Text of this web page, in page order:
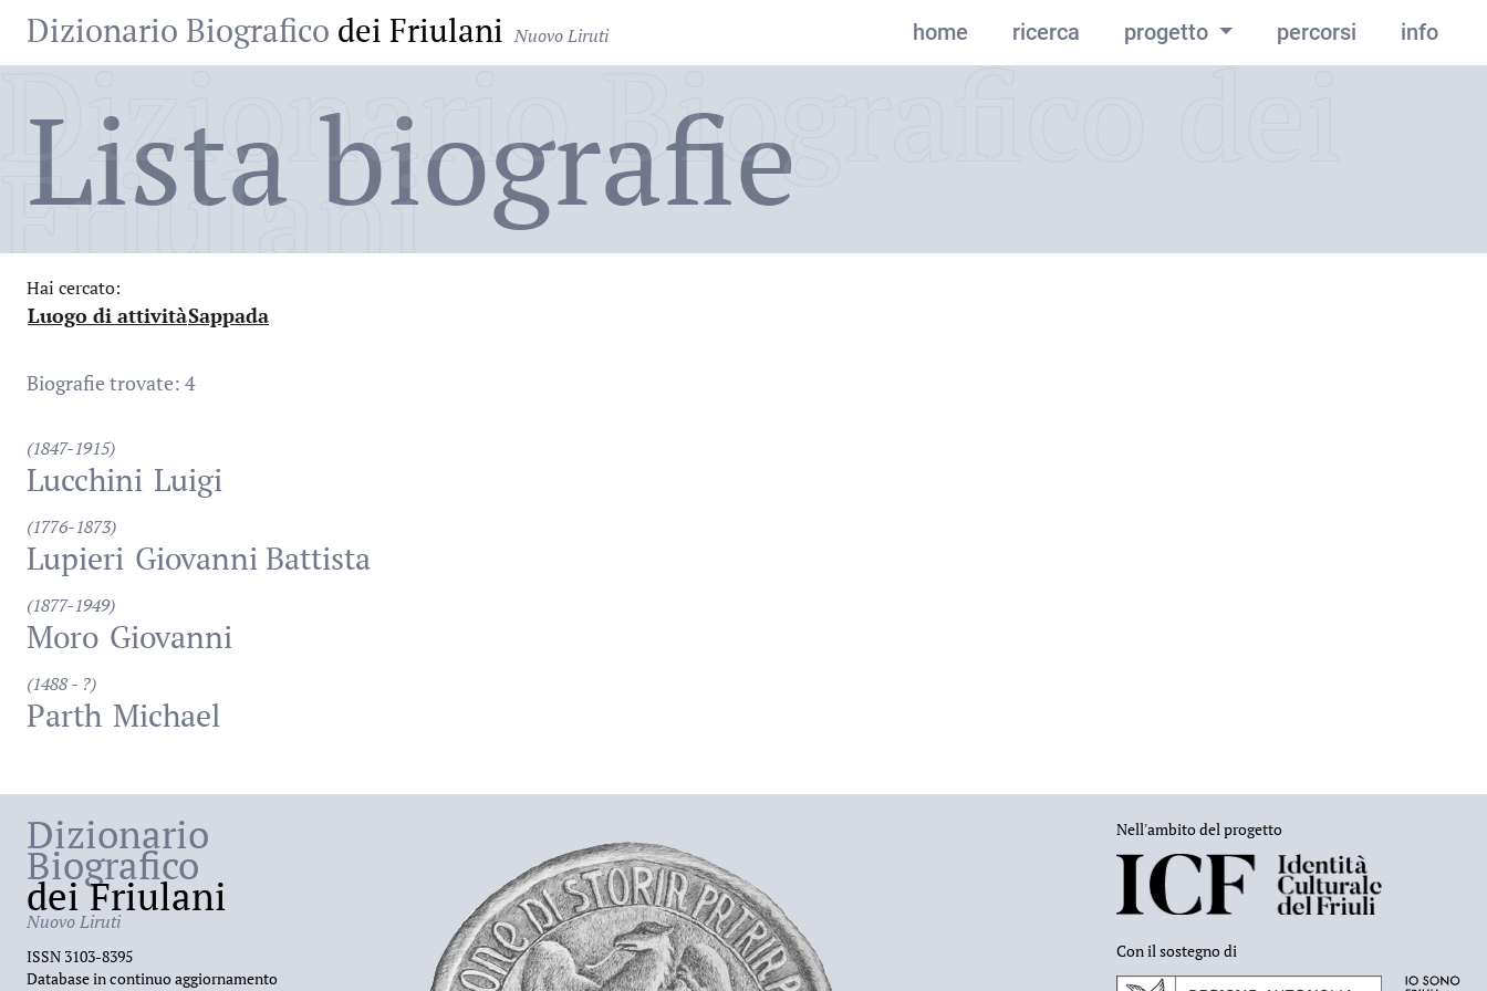
Dizionario Biografico dei Friulani Nuovo Liruti home ricerca progetto percorsi info
Dizionario Biografico dei
Friulani
Lista biografie
Hai cercato:
Luogo di attività
:Sappada
Biografie trovate: 4
(1847-1915)
Lucchini Luigi
(1776-1873)
Lupieri Giovanni Battista
(1877-1949)
Moro Giovanni
(1488 - ?)
Parth Michael
Dizionario
Biografico
dei Friulani
Nuovo Liruti
ISSN 3103-8395
Database in continuo aggiornamento
Nell'ambito del progetto
Con il sostegno di